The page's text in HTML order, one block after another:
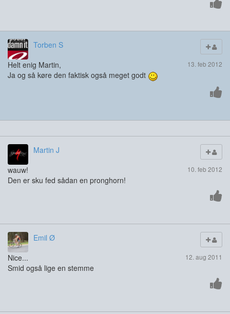
Torben S
13. feb 2012
Helt enig Martin,
Ja og så køre den faktisk også meget godt
Martin J
10. feb 2012
wauw!
Den er sku fed sådan en pronghorn!
Emil Ø
12. aug 2011
Nice...
Smid også lige en stemme